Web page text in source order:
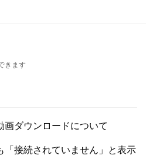
きます
ダウンロードについて
接続されていません」と表示